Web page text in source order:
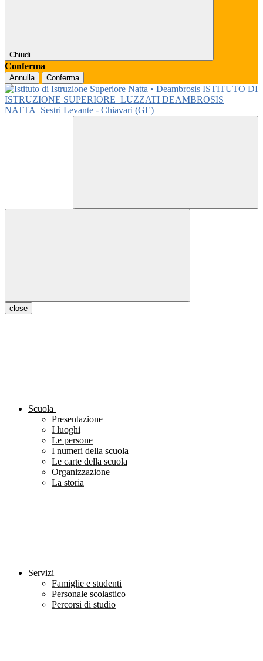
Chiudi
Conferma
Annulla Conferma
ISTITUTO DI
ISTRUZIONE SUPERIORE LUZZATI DEAMBROSIS
NATTA
Sestri Levante - Chiavari (GE)
close
Scuola
Presentazione
I luoghi
Le persone
I numeri della scuola
Le carte della scuola
Organizzazione
La storia
Servizi
Famiglie e studenti
Personale scolastico
Percorsi di studio